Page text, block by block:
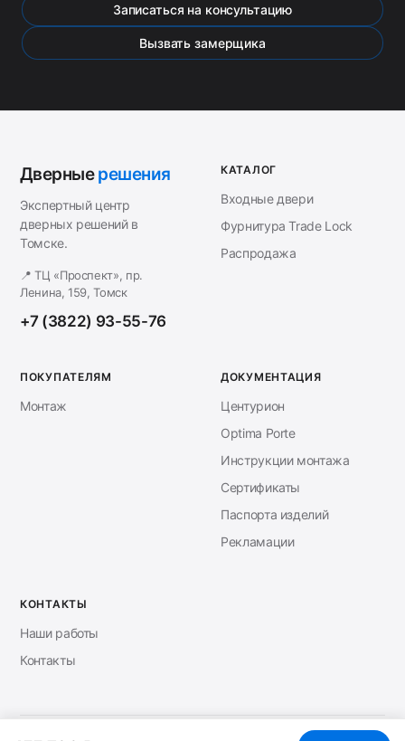
Записаться на консультацию
Вызвать замерщика
Дверныерешения
Экспертный центр
дверных решений в
Томске.
📍 ТЦ «Проспект», пр.
Ленина, 159, Томск
+7 (3822) 93-55-76
КАТАЛОГ
Входные двери
Фурнитура Trade Lock
Распродажа
ПОКУПАТЕЛЯМ
Монтаж
ДОКУМЕНТАЦИЯ
Центурион
Optima Porte
Инструкции монтажа
Сертификаты
Паспорта изделий
Рекламации
КОНТАКТЫ
Наши работы
Контакты